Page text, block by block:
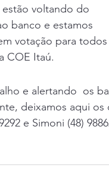
voltando do
banco e estamos
votação para todos
COE Itaú.
e alertando  os
deixamos aqui
e Simoni (48)